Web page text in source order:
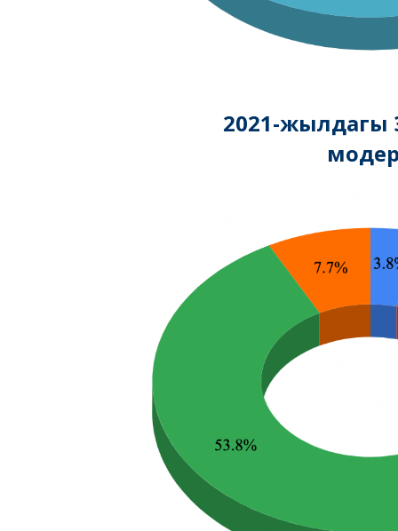
2021-жылдагы